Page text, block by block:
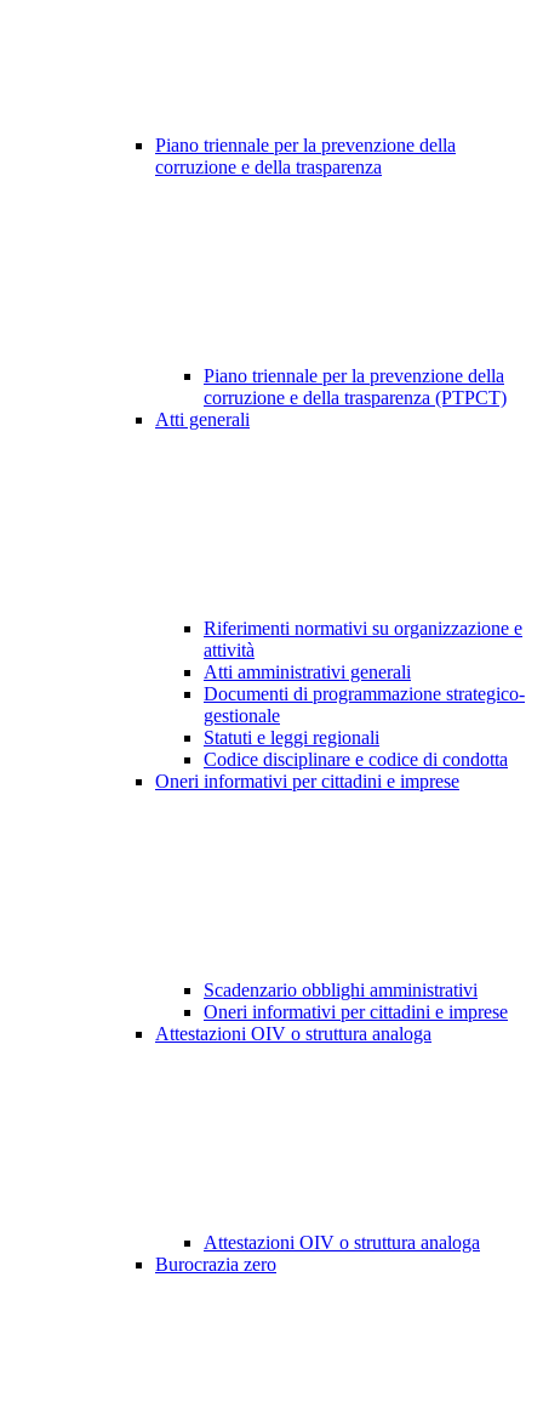
Piano triennale per la prevenzione della
corruzione e della trasparenza
Piano triennale per la prevenzione della
corruzione e della trasparenza (PTPCT)
Atti generali
Riferimenti normativi su organizzazione e
attività
Atti amministrativi generali
Documenti di programmazione strategico-
gestionale
Statuti e leggi regionali
Codice disciplinare e codice di condotta
Oneri informativi per cittadini e imprese
Scadenzario obblighi amministrativi
Oneri informativi per cittadini e imprese
Attestazioni OIV o struttura analoga
Attestazioni OIV o struttura analoga
Burocrazia zero